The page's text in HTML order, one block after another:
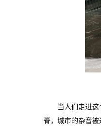
当人们走进
脊，城市的杂音